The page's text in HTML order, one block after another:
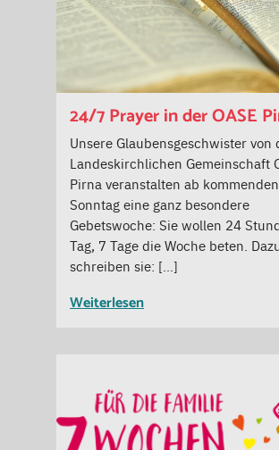
24/7 Prayer in der OASE
Unsere Glaubensgeschwister von
Landeskirchlichen Gemeinschaft
Pirna veranstalten ab kommenden
Sonntag eine ganz besondere
Gebetswoche: Sie wollen 24
Tag, 7 Tage die Woche beten.
schreiben sie: […]
Weiterlesen